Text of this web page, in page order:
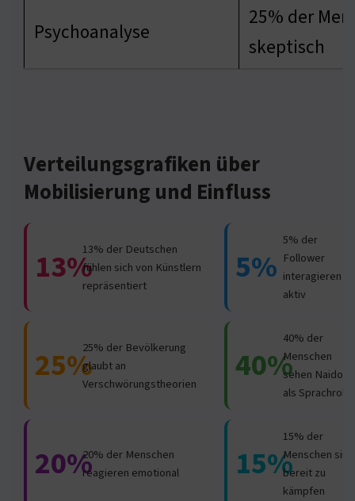
Psychoanalyse
25% der
skeptisch
Verteilungsgrafiken über
Mobilisierung und Einfluss
13%13% der Deutschen
fühlen sich von Künstlern
repräsentiert
5%
5% der
Follower
interagieren
aktiv
25%25% der Bevölkerung
glaubt an
Verschwörungstheorien
40%
40% der
Menschen
sehen Naidoo
als Sprachrohr
20%20% der Menschen
reagieren emotional
15%
15% der
Menschen sind
bereit zu
kämpfen